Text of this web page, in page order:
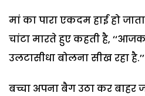
मां का पारा एकदम हाई हो
चांटा मारते हुए कहती है,
उलटासीधा बोलना सीख रहा है.’’
बच्चा अपना बैग उठा कर बाहर